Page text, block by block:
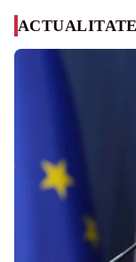
ACTUALITATE